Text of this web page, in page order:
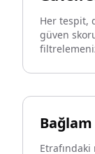
Her tespit,
güven
Bağlam